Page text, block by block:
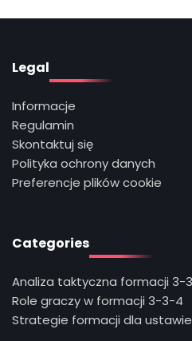
Legal
Informacje
Regulamin
Skontaktuj się
Polityka ochrony danych
Preferencje plików cookie
Categories
Analiza taktyczna formacji 3-
Role graczy w formacji 3-3-4
Strategie formacji dla